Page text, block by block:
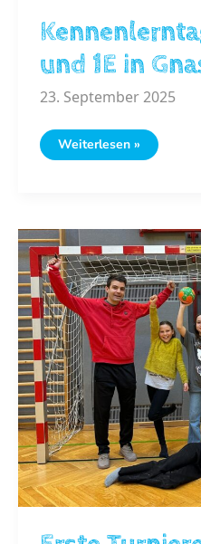
und 1E in
23. September 2025
Kennenlerntage
Gnas
Weiterlesen »